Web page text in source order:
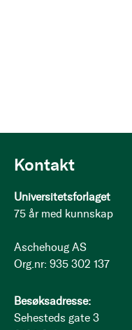
Kontakt
Universitetsforlaget
75 år med kunnskap
Aschehoug AS
Org.nr: 935 302 137
Besøksadresse:
Sehesteds gate 3